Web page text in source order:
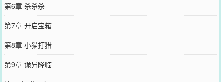
第6章 杀杀杀
第7章 开启宝箱
第8章 小猫打猎
第9章 诡异降临